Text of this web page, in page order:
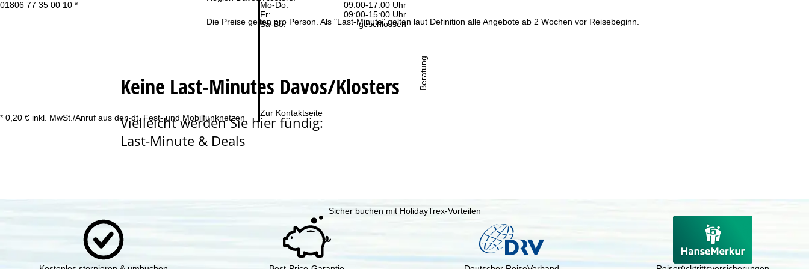
01806 77 35 00 10 *
* 0,20 € inkl. MwSt./Anruf aus den dt. Fest- und Mobilfunknetzen
Mo-Do:
09:00-17:00 Uhr
Fr:
09:00-15:00 Uhr
Sa-So:
geschlossen
Zur Kontaktseite
Beratung
t
i
t
e
Die Preise gelten pro Person. Als "Last-Minute" gelten laut Definition alle Angebote ab 2 Wochen vor Reisebeginn.
Keine Last-Minutes Davos/Klosters
Vielleicht werden Sie hier fündig:
Last-Minute & Deals
Sicher buchen mit HolidayTrex-Vorteilen